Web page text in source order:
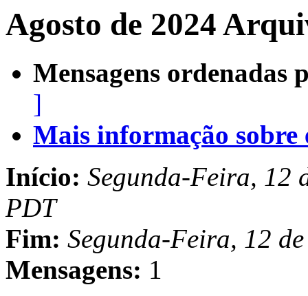
Agosto de 2024
Mensagens ordenadas
]
Mais informação sobre
Início: Segunda-Feira, 12
PDT
Fim: Segunda-Feira, 12
Mensagens: 1